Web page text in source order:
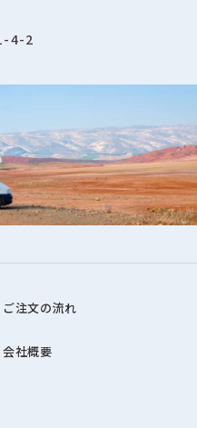
4-2
ご注文の流れ
会社概要